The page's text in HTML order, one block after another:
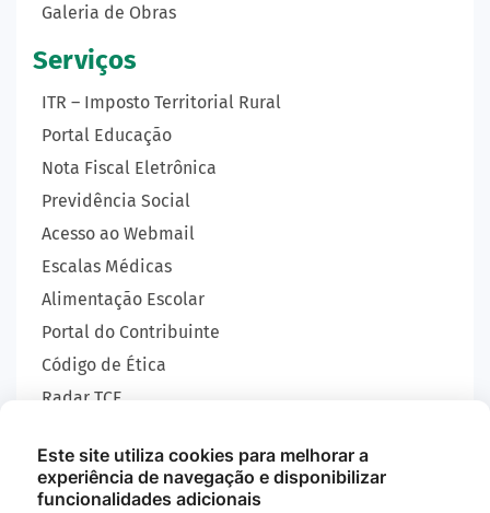
Galeria de Obras
Serviços
ITR – Imposto Territorial Rural
Portal Educação
Nota Fiscal Eletrônica
Previdência Social
Acesso ao Webmail
Escalas Médicas
Alimentação Escolar
Portal do Contribuinte
Código de Ética
Radar TCE
SIC
GEOBRAS
Este site utiliza cookies para melhorar a
experiência de navegação e disponibilizar
funcionalidades adicionais